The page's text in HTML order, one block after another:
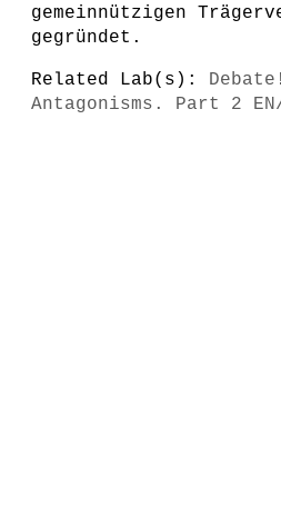
gemeinnützigen
gegründet.
Related Lab(s):
Antagonisms. Part 2